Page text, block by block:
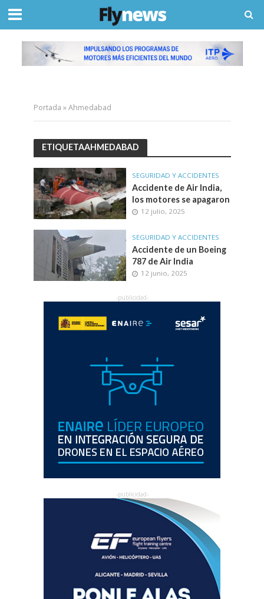
Portada »Ahmedabad
ETIQUETAAHMEDABAD
SEGURIDAD Y ACCIDENTES
Accidente de Air India,
los motores se apagaron
12 julio, 2025
SEGURIDAD Y ACCIDENTES
Accidente de un Boeing
787 de Air India
12 junio, 2025